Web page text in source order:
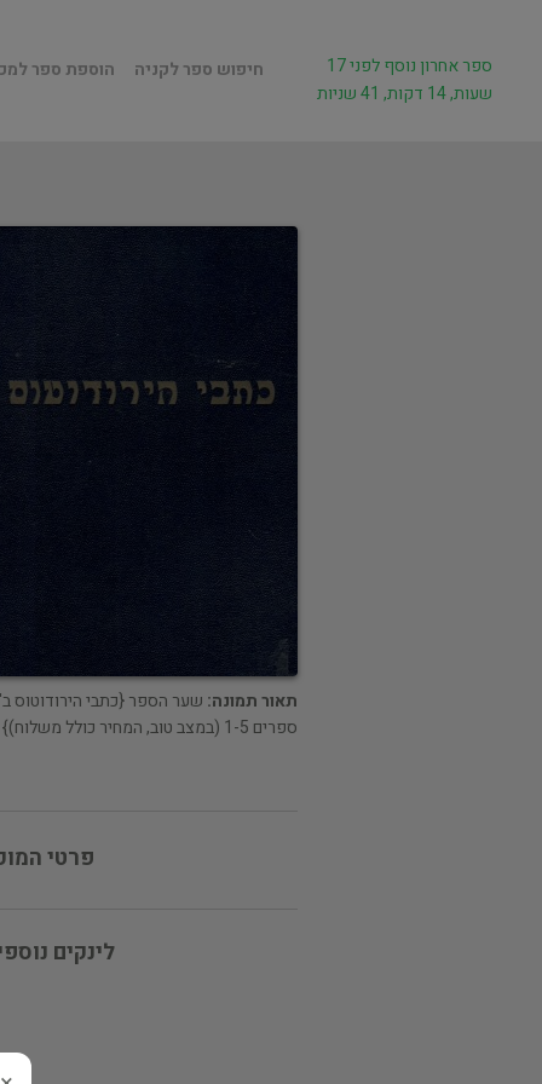
חיפוש ספר לקניה הוספת ספר
ספר אחרון נוסף לפני 17
שעות, 14 דקות, 41 שניות
תאור תמונה: שער הספר {כתבי הירודוטוס
ספרים 1-5 (במצב טוב, המחיר כולל משלוח)}
פרטי
לינקים